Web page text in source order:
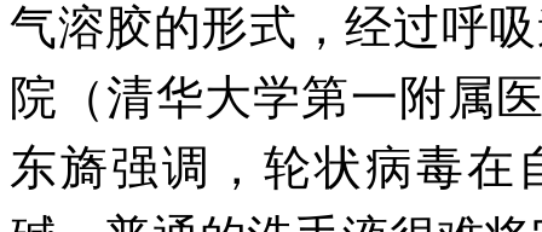
气溶胶的形式，经过呼
院（清华大学第一附属
东旖强调，轮状病毒在